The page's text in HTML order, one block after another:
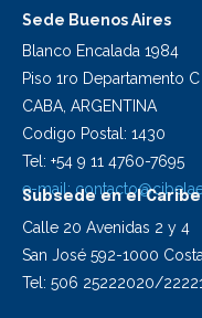
Sede Buenos Aires
Blanco Encalada 1984
Piso 1ro Departamento C
CABA, ARGENTINA
Codigo Postal: 1430
Tel: +54 9 11 4760-7695
e-mail:
Subsede en el Caribe
Calle 20 Avenidas 2 y 4
San José 592-1000
Tel: 506 25222020/